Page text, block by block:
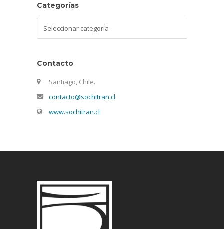
Categorías
Contacto
Santiago, Chile.
contacto@sochitran.cl
www.sochitran.cl